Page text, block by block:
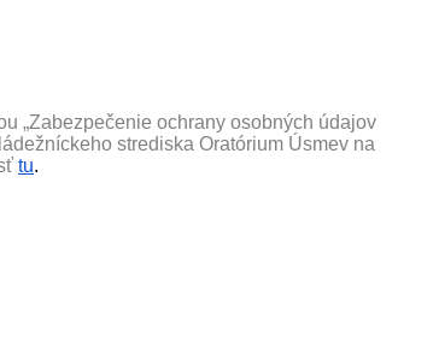
„Zabezpečenie ochrany osobných údajov
strediska Oratórium Úsmev na
tu.